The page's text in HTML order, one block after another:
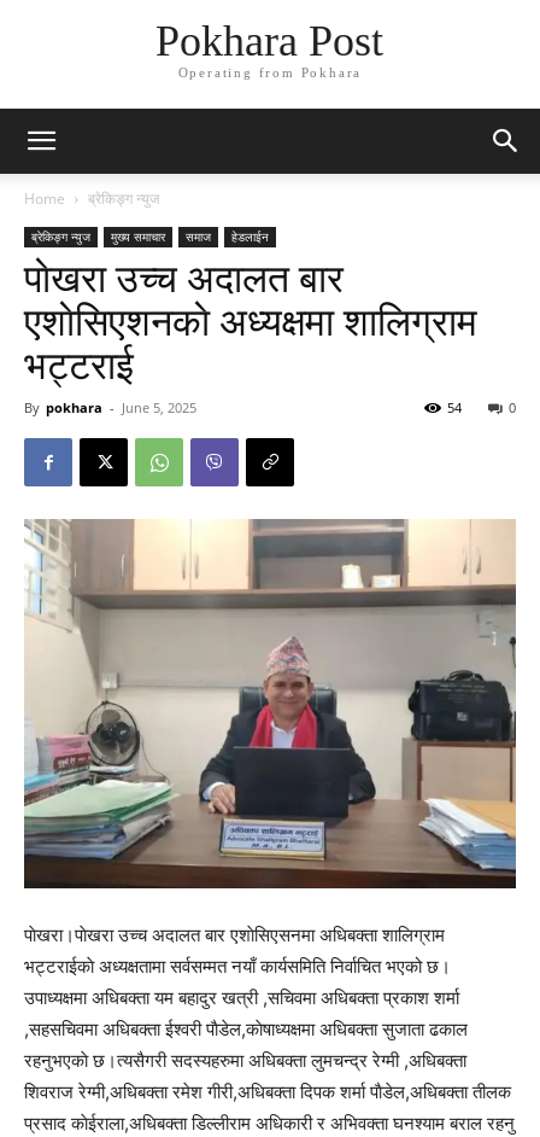
Pokhara Post
Operating from Pokhara
Home ब्रेकिङ्ग न्युज
ब्रेकिङ्ग न्युज मुख्य समाचार समाज हेडलाईन
पाेखरा उच्च अदालत बार
एशाेसिएशनकाे अध्यक्षमा शालिग्राम
भट्टराई
By pokhara - June 5, 2025 0
54
पाेखरा।पाेखरा उच्च अदालत बार एशाेसिएसनमा अधिबक्ता शालिग्राम
भट्टराईकाे अध्यक्षतामा सर्वसम्मत नयाँ कार्यसमिति निर्वाचित भएको छ।
उपाध्यक्षमा अधिबक्ता यम बहादुर खत्री ,सचिवमा अधिबक्ता प्रकाश शर्मा
,सहसचिवमा अधिबक्ता ईश्वरी पाैडेल,काेषाध्यक्षमा अधिबक्ता सुजाता ढकाल
रहनुभएकाे छ।त्यसैगरी सदस्यहरुमा अधिबक्ता लुमचन्द्र रेग्मी ,अधिबक्ता
शिवराज रेग्मी,अधिबक्ता रमेश गीरी,अधिबक्ता दिपक शर्मा पाैडेल,अधिबक्ता तीलक
प्रसाद काेईराला,अधिबक्ता डिल्लीराम अधिकारी र अभिवक्ता घनश्याम बराल रहनु